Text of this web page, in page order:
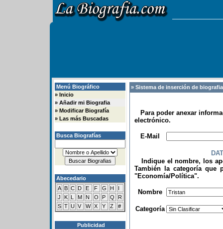
Menú Biográfico
» Inicio
» Añadir mi Biografia
» Modificar Biografía
» Las más Buscadas
Busca Biografías
Abecedario
A B C D E F G H
I
J
K L M N O P Q
R
S T U V W X Y Z #
Publicidad
» Sistema de inserción de
Para poder anexar
electrónico.
E-Mail
Indique el nombre, los
También la categoría que
"Economía/Política".
Nombre
Categoría